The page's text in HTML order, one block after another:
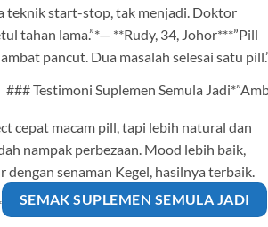
teknik start-stop, tak menjadi. Doktor
tahan lama.”*— **Rudy, 34, Johor***”Pill
pancut. Dua masalah selesai satu
### Testimoni Suplemen Semula
cepat macam pill, tapi lebih natural dan
nampak perbezaan. Mood lebih baik,
dengan senaman Kegel, hasilnya terbaik.
SEMAK SUPLEMEN SEMULA JADI